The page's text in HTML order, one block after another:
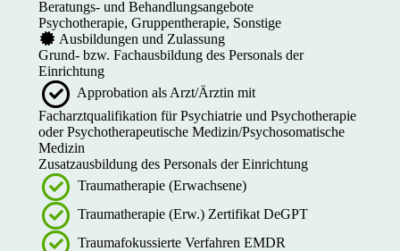
Beratungs- und Behandlungsangebote
Psychotherapie, Gruppentherapie, Sonstige
Ausbildungen und Zulassung
Grund- bzw. Fachausbildung des Personals der
Einrichtung
Approbation als Arzt/Ärztin mit
Facharztqualifikation für Psychiatrie und Psychotherapie
oder Psychotherapeutische Medizin/Psychosomatische
Medizin
Zusatzausbildung des Personals der Einrichtung
Traumatherapie (Erwachsene)
Traumatherapie (Erw.) Zertifikat DeGPT
Traumafokussierte Verfahren EMDR